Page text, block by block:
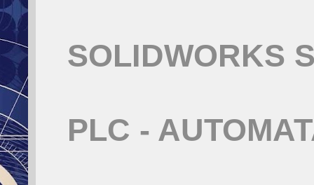
SOLIDWORKS
PLC -